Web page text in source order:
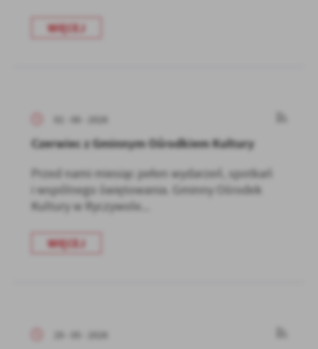
WIĘCEJ
02 - 06 - 2026
Czerwiec z Gminnym Ośrodkiem Kultury
Przed nami miesiąc pełen wydarzeń, spotkań
i wspólnego świętowania. Gminny Ośrodek
Kultury w Ryczywole...
WIĘCEJ
29 - 05 - 2026